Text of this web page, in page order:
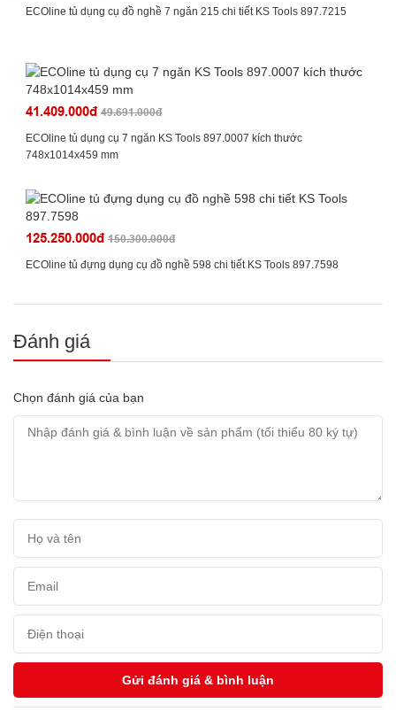
ECOline tủ dụng cụ đồ nghề 7 ngăn 215 chi tiết KS Tools 897.7215
41.409.000đ 49.691.000đ
ECOline tủ dụng cụ 7 ngăn KS Tools 897.0007 kích thước
748x1014x459 mm
125.250.000đ 150.300.000đ
ECOline tủ đựng dụng cụ đồ nghề 598 chi tiết KS Tools 897.7598
Đánh giá
Chọn đánh giá của bạn